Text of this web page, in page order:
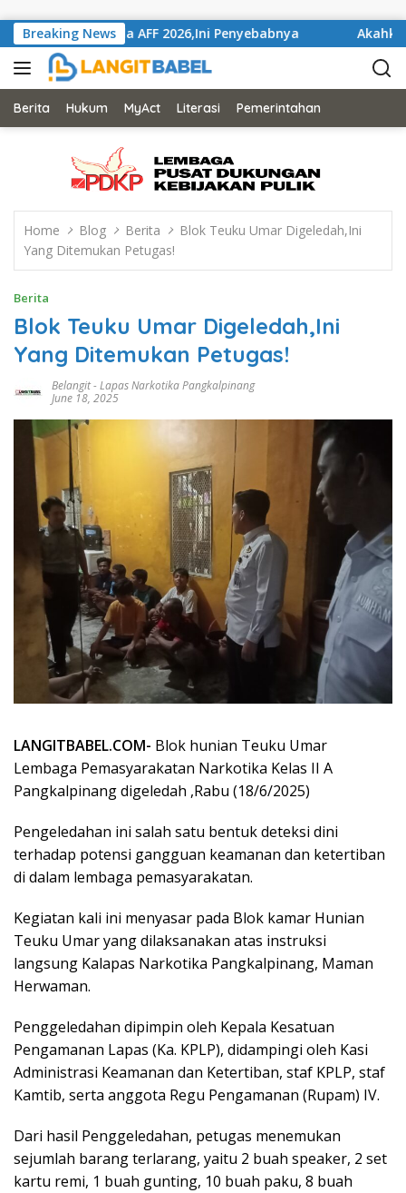
Breaking News
Piala AFF 2026,Ini Penyebabnya Akahkan
Berita Hukum MyAct Literasi Pemerintahan
Home Blog Berita
Blok Teuku Umar Digeledah,Ini
Yang Ditemukan Petugas!
Berita
Blok Teuku Umar Digeledah,Ini
Yang Ditemukan Petugas!
Belangit-Lapas Narkotika Pangkalpinang
June 18, 2025
LANGITBABEL.COM- Blok hunian Teuku Umar
Lembaga Pemasyarakatan Narkotika Kelas II A
Pangkalpinang digeledah ,Rabu (18/6/2025)
Pengeledahan ini salah satu bentuk deteksi dini
terhadap potensi gangguan keamanan dan ketertiban
di dalam lembaga pemasyarakatan.
Kegiatan kali ini menyasar pada Blok kamar Hunian
Teuku Umar yang dilaksanakan atas instruksi
langsung Kalapas Narkotika Pangkalpinang, Maman
Herwaman.
Penggeledahan dipimpin oleh Kepala Kesatuan
Pengamanan Lapas (Ka. KPLP), didampingi oleh Kasi
Administrasi Keamanan dan Ketertiban, staf KPLP, staf
Kamtib, serta anggota Regu Pengamanan (Rupam) IV.
Dari hasil Penggeledahan, petugas menemukan
sejumlah barang terlarang, yaitu 2 buah speaker, 2 set
kartu remi, 1 buah gunting, 10 buah paku, 8 buah